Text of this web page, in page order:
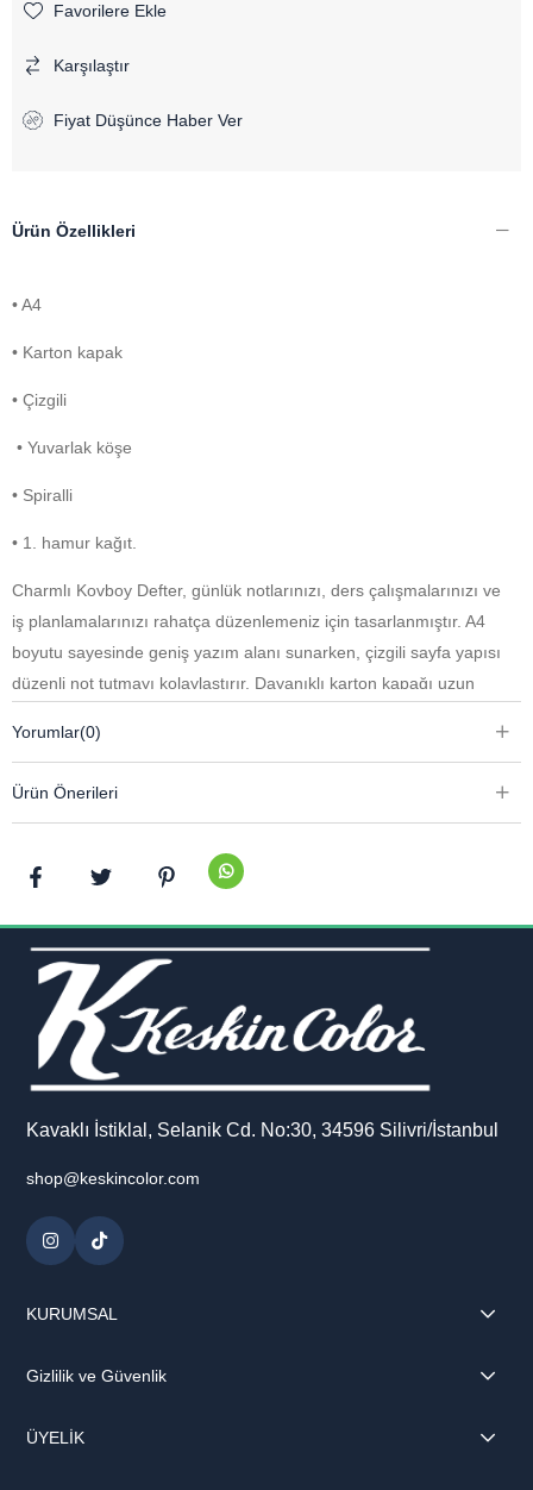
Favorilere Ekle
Karşılaştır
Fiyat Düşünce Haber Ver
Ürün Özellikleri
• A4
• Karton kapak
• Çizgili
• Yuvarlak köşe
• Spiralli
• 1. hamur kağıt.
Charmlı Kovboy Defter, günlük notlarınızı, ders çalışmalarınızı ve
iş planlamalarınızı rahatça düzenlemeniz için tasarlanmıştır. A4
boyutu sayesinde geniş yazım alanı sunarken, çizgili sayfa yapısı
düzenli not tutmayı kolaylaştırır. Dayanıklı karton kapağı uzun
çevirmenize yardımcı olur. Yuvarlak köşe detayı modern ve şık bir
Yorumlar(0)
Ürün Önerileri
Kavaklı İstiklal, Selanik Cd. No:30, 34596 Silivri/İstanbul
shop@keskincolor.com
KURUMSAL
Gizlilik ve Güvenlik
ÜYELİK